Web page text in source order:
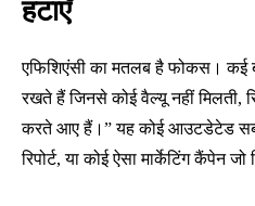
हटाएँ
एफिशिएंसी का मतलब है फोकस। कई
रखते हैं जिनसे कोई वैल्यू नहीं मिलती,
करते आए हैं।” यह कोई आउटडेटेड
रिपोर्ट, या कोई ऐसा मार्केटिंग कैंपेन जो